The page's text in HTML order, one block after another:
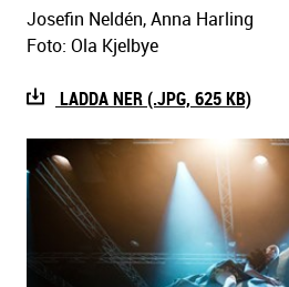
Josefin Neldén, Anna Harling
Foto: Ola Kjelbye
LADDA NER (.JPG, 625 KB)